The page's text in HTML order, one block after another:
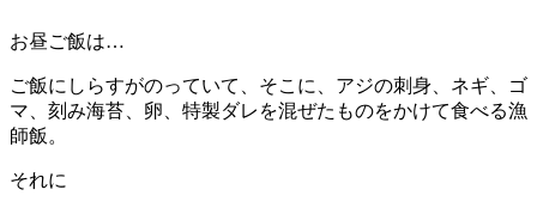
お昼ご飯は…
ご飯にしらすがのっていて、そこに、アジの刺身、ネギ、ゴ
マ、刻み海苔、卵、特製ダレを混ぜたものをかけて食べる漁
師飯。
それに